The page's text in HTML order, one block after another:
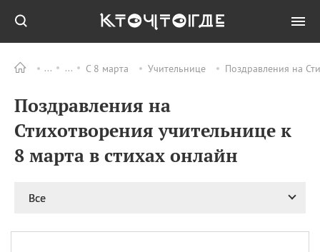
С 8 марта Учительнице Поздравления на
Поздравления на
Стихотворения учительнице к
8 марта в стихах онлайн
Все
ПРАЗДНИКИ Все
09.08
бомбардировки
Нагасаки
День переплетов